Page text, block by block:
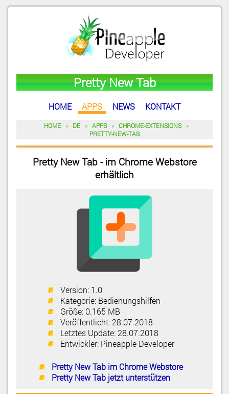
Pretty New Tab
HOME APPS NEWS KONTAKT
HOME » DE » APPS » CHROME-EXTENSIONS
»
PRETTY-NEW-TAB
Pretty New Tab - im Chrome Webstore
erhältlich
Version: 1.0
Kategorie: Bedienungshilfen
Größe: 0.165 MB
Veröffentlicht: 28.07.2018
Letztes Update: 28.07.2018
Entwickler: Pineapple Developer
Pretty New Tab im Chrome Webstore
Pretty New Tab jetzt unterstützen